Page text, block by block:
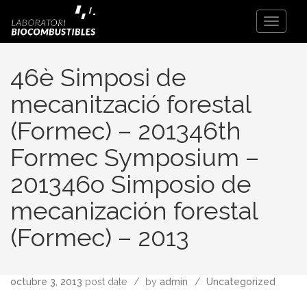
Toggle
46è Simposi de
mecanització forestal
(Formec) – 201346th
Formec Symposium –
201346o Simposio de
mecanización forestal
(Formec) – 2013
octubre 3, 2013 post date by admin Uncategorized